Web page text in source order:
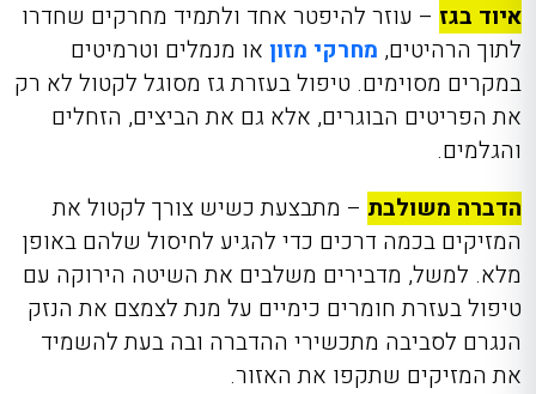
איוד בגז – עוזר להיפטר אחד ולתמיד מחרקים שחדרו
לתוך הרהיטים, מחרקי מזון או מנמלים וטרמיטים
במקרים מסוימים. טיפול בעזרת גז מסוגל לקטול לא רק
את הפריטים הבוגרים, אלא גם את הביצים, הזחלים
והגלמים.
הדברה משולבת – מתבצעת כשיש צורך לקטול את
המזיקים בכמה דרכים כדי להגיע לחיסול שלהם באופן
מלא. למשל, מדבירים משלבים את השיטה הירוקה עם
טיפול בעזרת חומרים כימיים על מנת לצמצם את הנזק
הנגרם לסביבה מתכשירי ההדברה ובה בעת להשמיד
את המזיקים שתקפו את האזור.